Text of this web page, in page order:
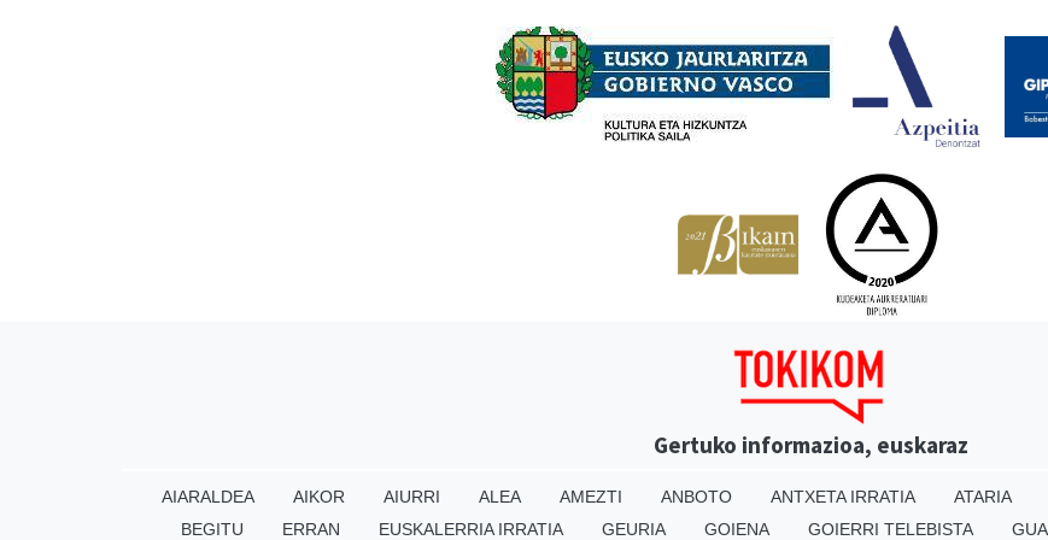
Gertuko informazioa, euskaraz
AIARALDEA AIKOR AIURRI ALEA AMEZTI ANBOTO ANTXETA IRRATIA ATARIA
BEGITU
ERRAN EUSKALERRIA IRRATIA GEURIA GOIENA GOIERRI TELEBISTA